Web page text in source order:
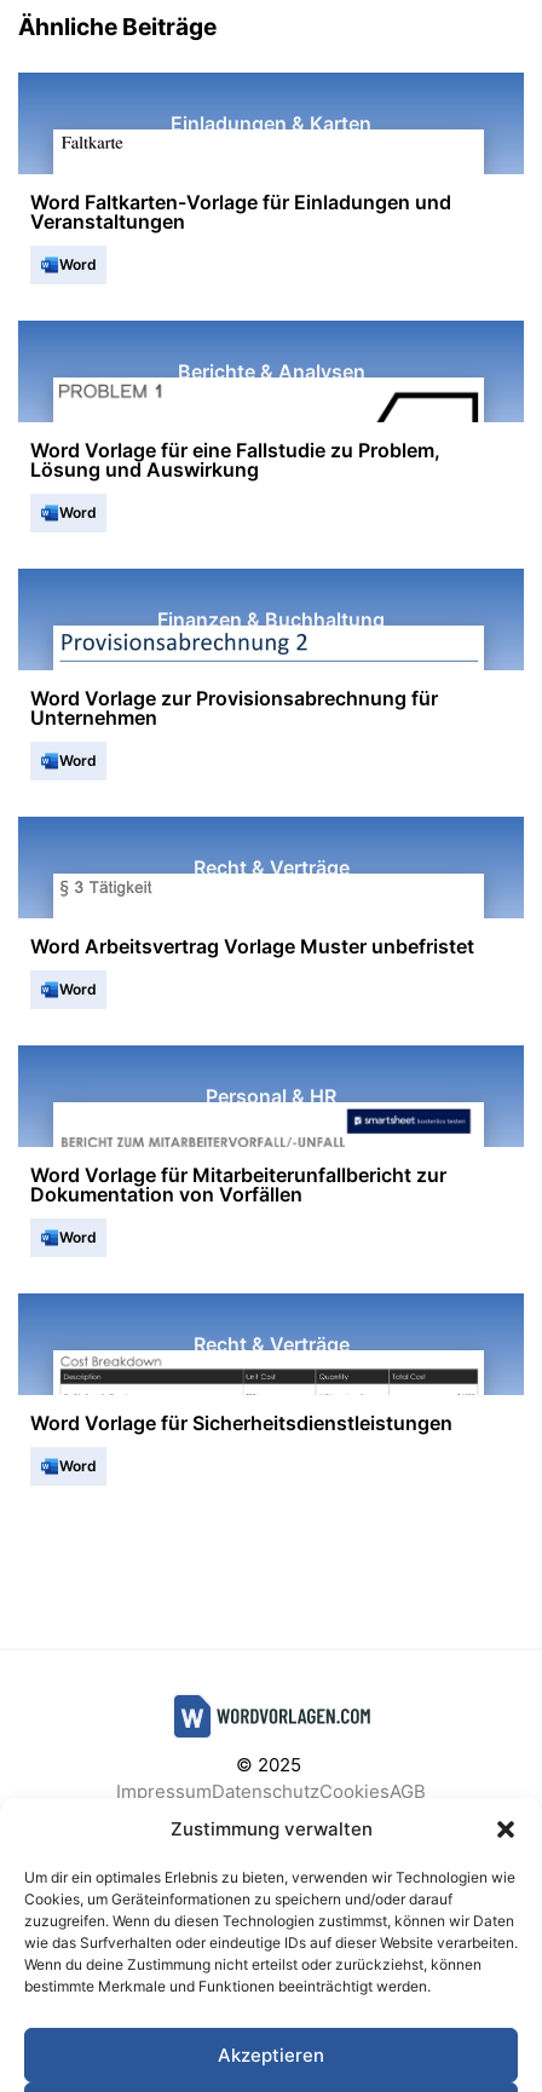
Zustimmung verwalten
Um dir ein optimales Erlebnis zu bieten, verwenden wir Technologien wie
Cookies, um Geräteinformationen zu speichern und/oder darauf
zuzugreifen. Wenn du diesen Technologien zustimmst, können wir Daten
wie das Surfverhalten oder eindeutige IDs auf dieser Website verarbeiten.
Wenn du deine Zustimmung nicht erteilst oder zurückziehst, können
bestimmte Merkmale und Funktionen beeinträchtigt werden.
Akzeptieren
Ähnliche Beiträge
Einladungen & Karten
Word Faltkarten-Vorlage für Einladungen und
Veranstaltungen
Word
Berichte & Analysen
Word Vorlage für eine Fallstudie zu Problem,
Lösung und Auswirkung
Word
Finanzen & Buchhaltung
Word Vorlage zur Provisionsabrechnung für
Unternehmen
Word
Recht & Verträge
Word Arbeitsvertrag Vorlage Muster unbefristet
Word
Personal & HR
Word Vorlage für Mitarbeiterunfallbericht zur
Dokumentation von Vorfällen
Word
Recht & Verträge
Word Vorlage für Sicherheitsdienstleistungen
Word
© 2025
ImpressumDatenschutzCookiesAGB
Facebook
Instagram
BELIEBTE KATEGORIEN
Berichte & Analysen Business
Einkauf & Beschaffung
Gesundheit & Vorsorge